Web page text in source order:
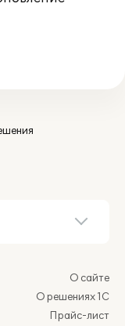
О сайте
О решениях 1С
Прайс-лист